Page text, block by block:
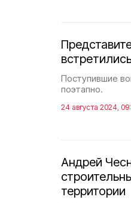
Поступившие
поэтапно.
24 августа 2024,
Андрей
территории